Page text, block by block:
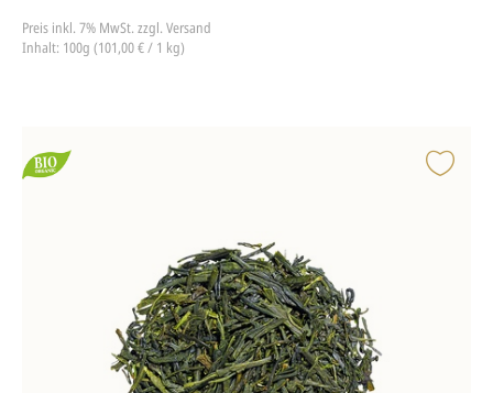
Preis inkl. 7% MwSt. zzgl. Versand
Inhalt: 100g (101,00 € / 1 kg)